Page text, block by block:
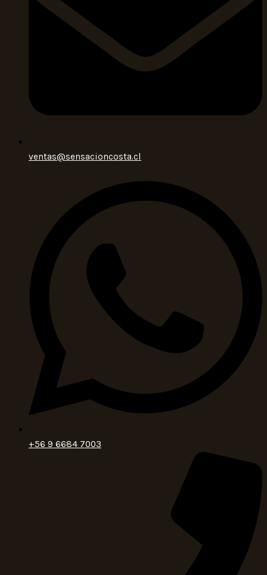
ventas@sensacioncosta.cl
+56 9 6684 7003